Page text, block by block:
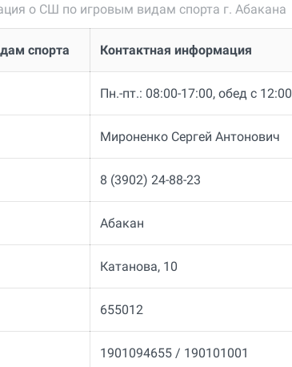
о СШ по игровым видам спорта г. Абакана
спорта Контактная информация
Пн.-пт.: 08:00-17:00, обед с
Мироненко Сергей Антонович
8 (3902) 24-88-23
Абакан
Катанова, 10
655012
1901094655 / 190101001